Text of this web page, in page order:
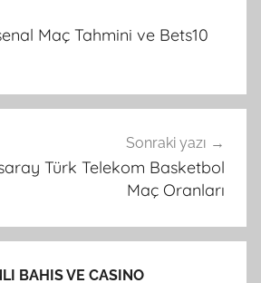
Maç Tahmini ve Bets10
Sonraki yazı
Türk Telekom Basketbol
Maç Oranları
BAHIS VE CASINO